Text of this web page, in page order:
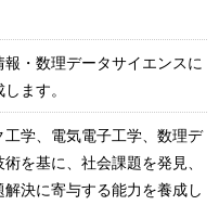
・数理データサイエンスに
ます。
学、電気電子工学、数理デ
を基に、社会課題を発見、
決に寄与する能力を養成し